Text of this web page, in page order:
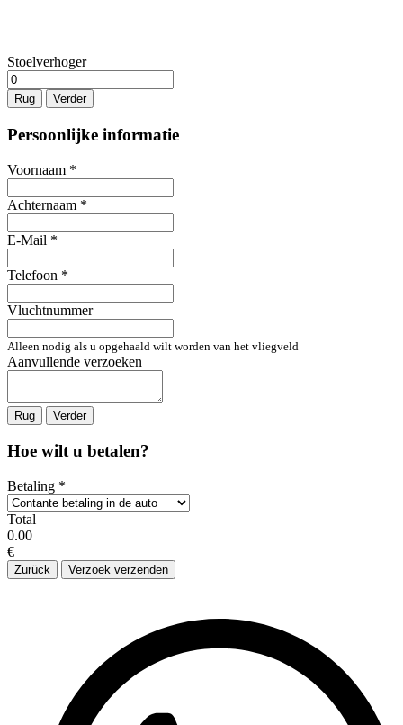
Stoelverhoger
Rug Verder
Persoonlijke informatie
Voornaam *
Achternaam *
E-Mail *
Telefoon *
Vluchtnummer
Alleen nodig als u opgehaald wilt worden van het vliegveld
Aanvullende verzoeken
Rug Verder
Hoe wilt u betalen?
Betaling *
Total
0.00
€
Zurück Verzoek verzenden